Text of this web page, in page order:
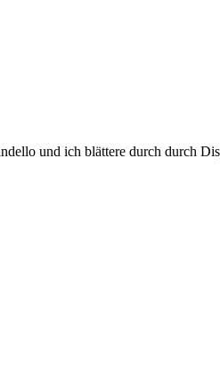
und ich blättere durch durch